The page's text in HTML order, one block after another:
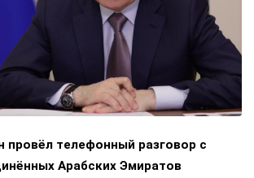
провёл телефонный разговор с
Арабских Эмиратов